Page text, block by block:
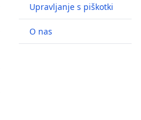
Upravljanje s piškotki
O nas